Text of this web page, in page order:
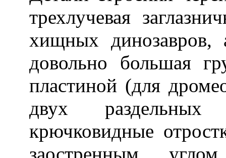
трехлучевая
хищных
довольно большая
пластиной (для
двух раздельных
крючковидные
заостренным